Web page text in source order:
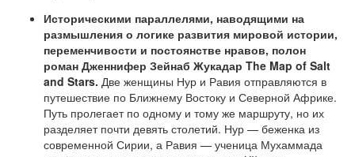
Историческими параллелями, наводящими на
размышления о логике развития мировой истории,
переменчивости и постоянстве нравов, полон
роман Дженнифер Зейнаб Жукадар The Map of Salt
and Stars. Две женщины Нур и Равия отправляются в
путешествие по Ближнему Востоку и Северной Африке.
Путь пролегает по одному и тому же маршруту, но их
разделяет почти девять столетий. Нур — беженка из
современной Сирии, а Равия — ученица Мухаммада